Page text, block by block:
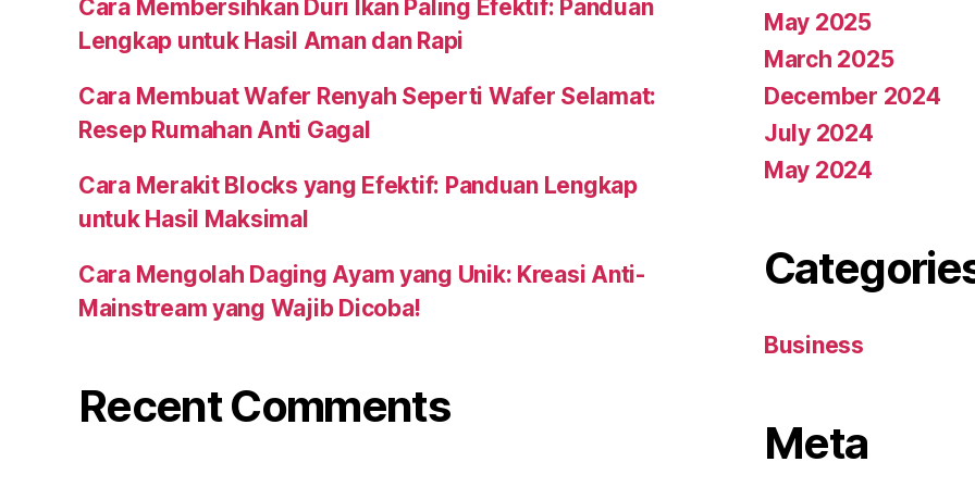
Cara Membersihkan Duri Ikan Paling Efektif: Panduan
Lengkap untuk Hasil Aman dan Rapi
Cara Membuat Wafer Renyah Seperti Wafer Selamat:
Resep Rumahan Anti Gagal
Cara Merakit Blocks yang Efektif: Panduan Lengkap
untuk Hasil Maksimal
Cara Mengolah Daging Ayam yang Unik: Kreasi Anti-
Mainstream yang Wajib Dicoba!
Recent Comments
May 2025
March 2025
December 2024
July 2024
May 2024
Business
Meta